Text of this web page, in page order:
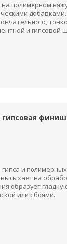
на полимерном
и гипсовой
и
на
образует
или обоями.